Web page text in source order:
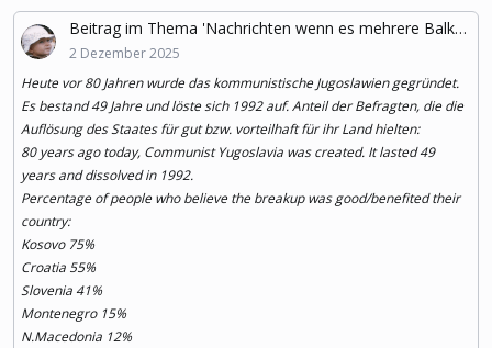
Beitrag im Thema 'Nachrichten wenn es mehrere Balkanstaaten betrifft'
2 Dezember 2025
Heute vor 80 Jahren wurde das kommunistische Jugoslawien gegründet.
Es bestand 49 Jahre und löste sich 1992 auf. Anteil der Befragten, die die
Auflösung des Staates für gut bzw. vorteilhaft für ihr Land hielten:
80 years ago today, Communist Yugoslavia was created. It lasted 49
years and dissolved in 1992.
Percentage of people who believe the breakup was good/benefited their
country:
Kosovo 75%
Croatia 55%
Slovenia 41%
Montenegro 15%
N.Macedonia 12%